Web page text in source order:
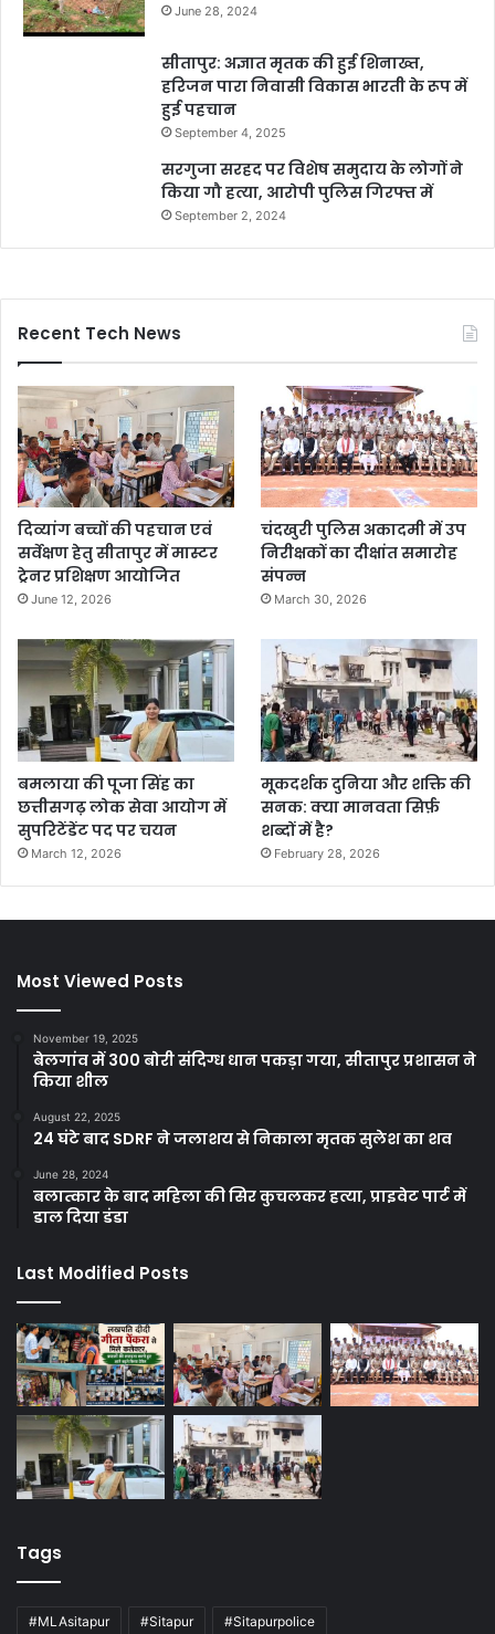
June 28, 2024
सीतापुर: अज्ञात मृतक की हुई शिनाख्त,
हरिजन पारा निवासी विकास भारती के रूप में
हुई पहचान
September 4, 2025
सरगुजा सरहद पर विशेष समुदाय के लोगों ने
किया गौ हत्या, आरोपी पुलिस गिरफ्त में
September 2, 2024
Recent Tech News
दिव्यांग बच्चों की पहचान एवं
सर्वेक्षण हेतु सीतापुर में मास्टर
ट्रेनर प्रशिक्षण आयोजित
June 12, 2026
चंदखुरी पुलिस अकादमी में उप
निरीक्षकों का दीक्षांत समारोह
संपन्न
March 30, 2026
बमलाया की पूजा सिंह का
छत्तीसगढ़ लोक सेवा आयोग में
सुपरिटेंडेंट पद पर चयन
March 12, 2026
मूकदर्शक दुनिया और शक्ति की
सनक: क्या मानवता सिर्फ़
शब्दों में है?
February 28, 2026
Most Viewed Posts
November 19, 2025
बेलगांव में 300 बोरी संदिग्ध धान पकड़ा गया, सीतापुर प्रशासन ने
किया शील
August 22, 2025
24 घंटे बाद SDRF ने जलाशय से निकाला मृतक सुलेश का शव
June 28, 2024
बलात्कार के बाद महिला की सिर कुचलकर हत्या, प्राइवेट पार्ट में
डाल दिया डंडा
Last Modified Posts
Tags
#MLAsitapur #Sitapur #Sitapurpolice